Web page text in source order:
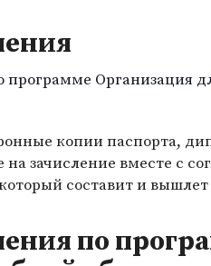
Организация
копии паспорта,
на зачисление вместе с
составит и
по